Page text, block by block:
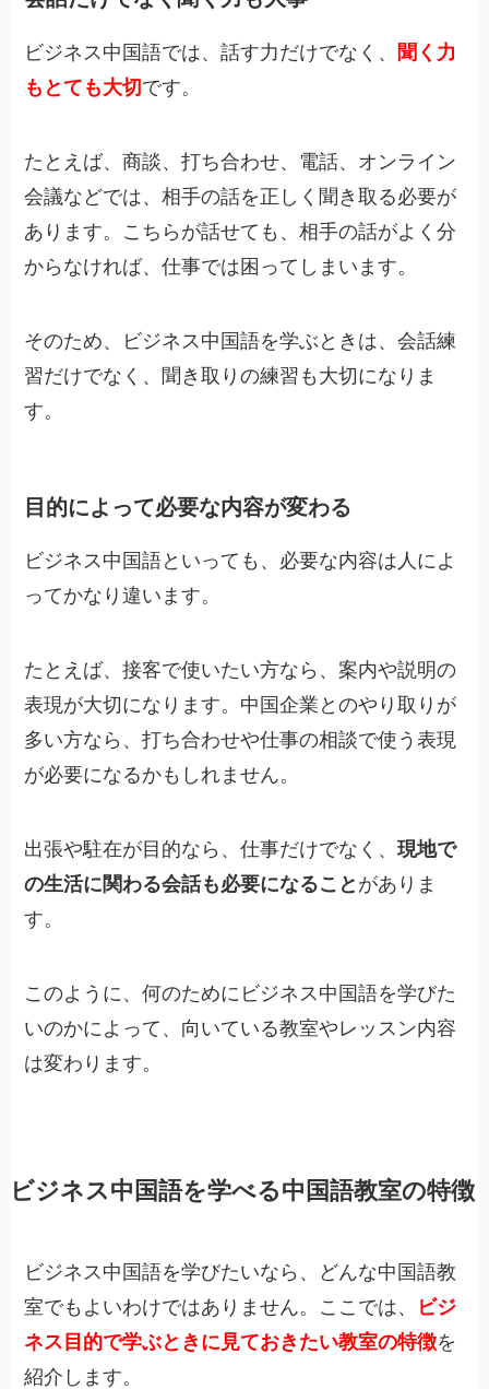
ビジネス中国語では、話す力だけでなく、 聞く力
もとても大切 です。
たとえば、商談、打ち合わせ、電話、オンライン
会議などでは、相手の話を正しく聞き取る必要が
あります。こちらが話せても、相手の話がよく分
からなければ、仕事では困ってしまいます。
そのため、ビジネス中国語を学ぶときは、会話練
習だけでなく、聞き取りの練習も大切になりま
す。
目的によって必要な内容が変わる
ビジネス中国語といっても、必要な内容は人によ
ってかなり違います。
たとえば、接客で使いたい方なら、案内や説明の
表現が大切になります。中国企業とのやり取りが
多い方なら、打ち合わせや仕事の相談で使う表現
が必要になるかもしれません。
出張や駐在が目的なら、仕事だけでなく、現地で
の生活に関わる会話も必要になること がありま
す。
このように、何のためにビジネス中国語を学びた
いのかによって、向いている教室やレッスン内容
は変わります。
ビジネス中国語を学べる中国語教室の特徴
ビジネス中国語を学びたいなら、どんな中国語教
室でもよいわけではありません。ここでは、
ビジ
ネス目的で学ぶときに見ておきたい教室の特徴を
紹介します。